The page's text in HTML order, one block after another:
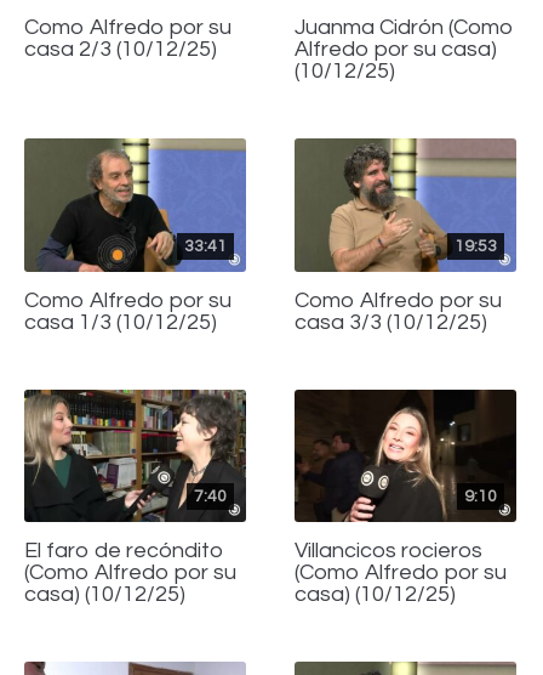
Como Alfredo por su
casa 2/3 (10/12/25)
Juanma Cidrón (Como
Alfredo por su casa)
(10/12/25)
33:41
Como Alfredo por su
casa 1/3 (10/12/25)
19:53
Como Alfredo por su
casa 3/3 (10/12/25)
7:40
El faro de recóndito
(Como Alfredo por su
casa) (10/12/25)
9:10
Villancicos rocieros
(Como Alfredo por su
casa) (10/12/25)